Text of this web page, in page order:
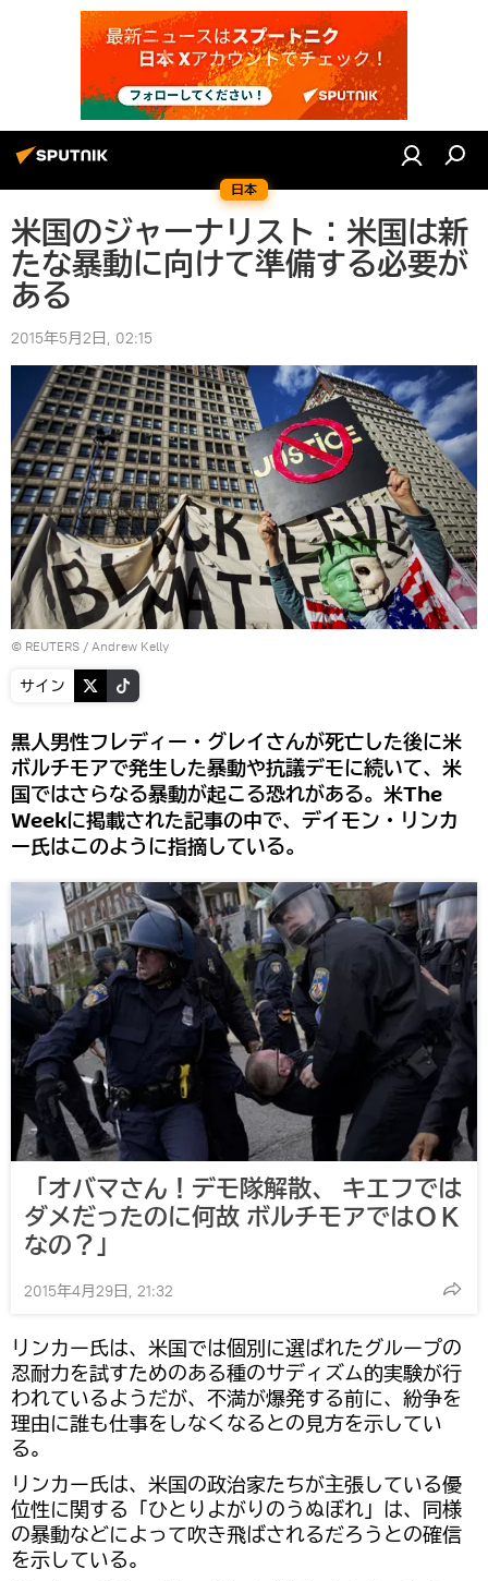
日本
米国のジャーナリスト：米国は新
たな暴動に向けて準備する必要が
ある
2015年5月2日, 02:15
© REUTERS / Andrew Kelly
サイン
黒人男性フレディー・グレイさんが死亡した後に米
ボルチモアで発生した暴動や抗議デモに続いて、米
国ではさらなる暴動が起こる恐れがある。米The
Weekに掲載された記事の中で、デイモン・リンカ
ー氏はこのように指摘している。
「オバマさん！デモ隊解散、 キエフでは
ダメだったのに何故 ボルチモアではＯＫ
なの？」
2015年4月29日, 21:32
リンカー氏は、米国では個別に選ばれたグループの
忍耐力を試すためのある種のサディズム的実験が行
われているようだが、不満が爆発する前に、紛争を
理由に誰も仕事をしなくなるとの見方を示してい
る。
リンカー氏は、米国の政治家たちが主張している優
位性に関する「ひとりよがりのうぬぼれ」は、同様
の暴動などによって吹き飛ばされるだろうとの確信
を示している。